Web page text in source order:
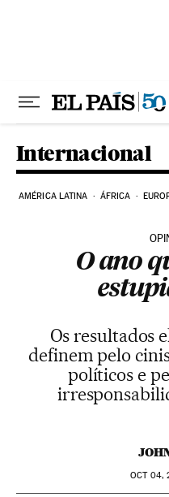
Internacional
AMÉRICA LATINA ÁFRICA
O ano
Os resultados
definem pelo
políticos e
OCT04,